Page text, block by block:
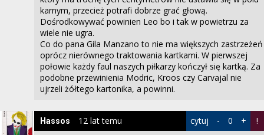
karnym, przecież potrafi dobrze grać głową.
Dośrodkowywać powinien Leo bo i tak w powietrzu za
wiele nie ugra.
Co do pana Gila Manzano to nie ma większych zastrzeżeń
oprócz nierównego traktowania kartkami. W pierwszej
połowie każdy faul naszych piłkarzy kończył się kartką. Za
podobne przewinienia Modric, Kroos czy Carvajal nie
ujrzeli żółtego kartonika, a powinni.
Hassos 12 lat temu cytuj - 0 + !